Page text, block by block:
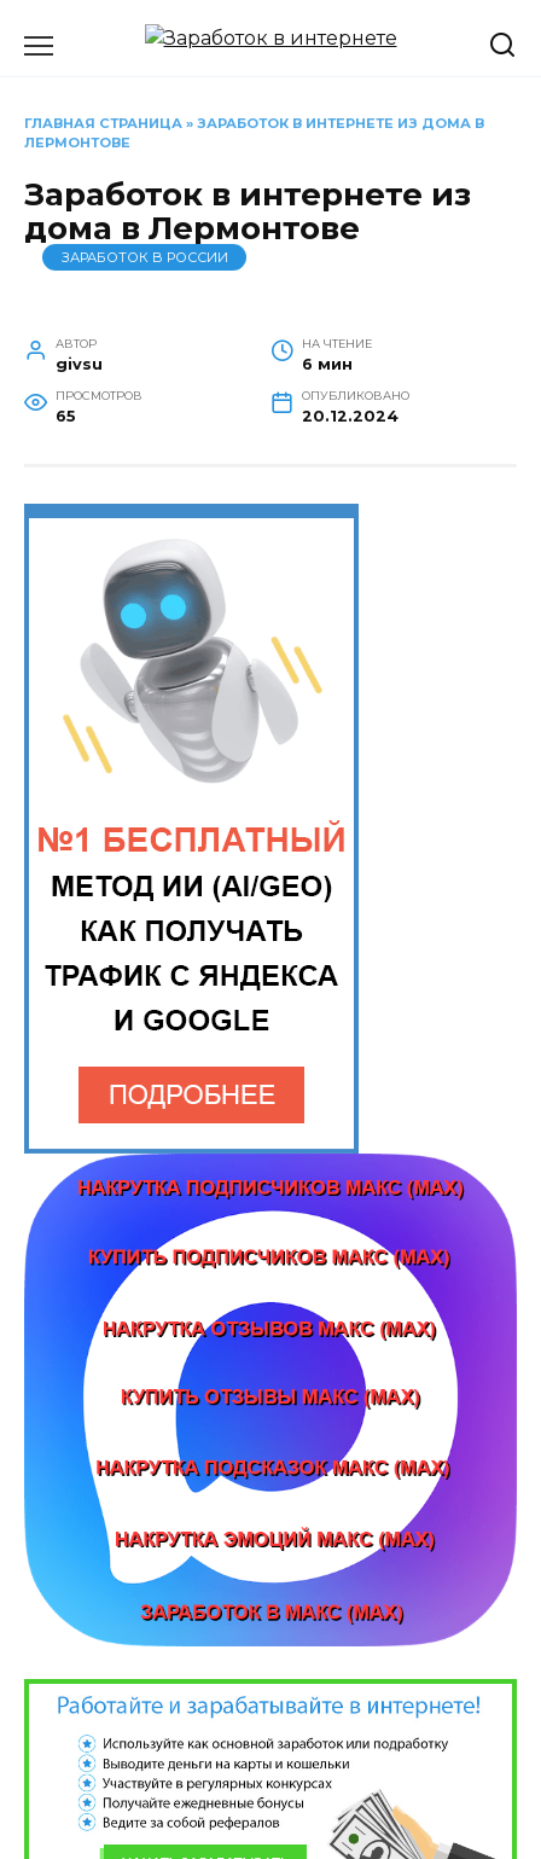
ГЛАВНАЯ СТРАНИЦА » ЗАРАБОТОК В ИНТЕРНЕТЕ ИЗ ДОМА В
ЛЕРМОНТОВЕ
Заработок в интернете из
дома в Лермонтове
ЗАРАБОТОК В РОССИИ
АВТОР
givsu
НА ЧТЕНИЕ
6 мин
ПРОСМОТРОВ
65
ОПУБЛИКОВАНО
20.12.2024